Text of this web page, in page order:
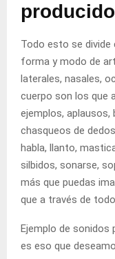
Todo esto se divide
forma y modo de
laterales, nasales,
cuerpo son los que
ejemplos, aplausos,
chasqueos de
habla, llanto,
silbidos, sonarse,
más que puedas
que a través de
Ejemplo de sonidos
es eso que